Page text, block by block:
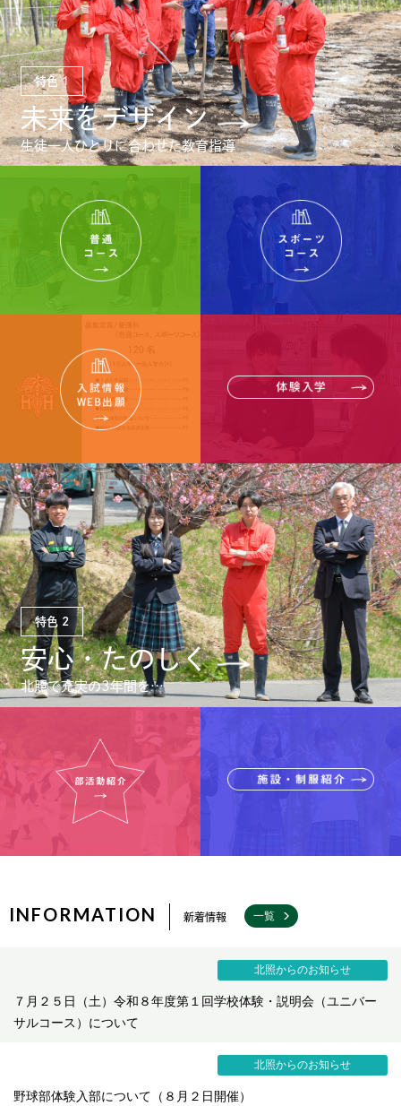
特色1
未来をデザイン
生徒一人ひとりに合わせた教育指導
特色 2
安心・たのしく
北照で充実の3年間を…
INFORMATION 新着情報 一覧
北照からのお知らせ
７月２５日（土）令和８年度第１回学校体験・説明会（ユニバー
サルコース）について
北照からのお知らせ
野球部体験入部について（８月２日開催）